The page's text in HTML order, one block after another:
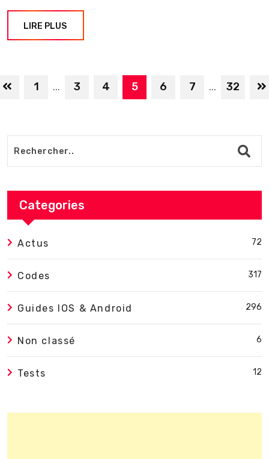
LIRE PLUS
1 ... 3 4 5 6 7 ... 32
Categories
Actus 72
Codes 317
Guides IOS & Android 296
Non classé 6
Tests 12